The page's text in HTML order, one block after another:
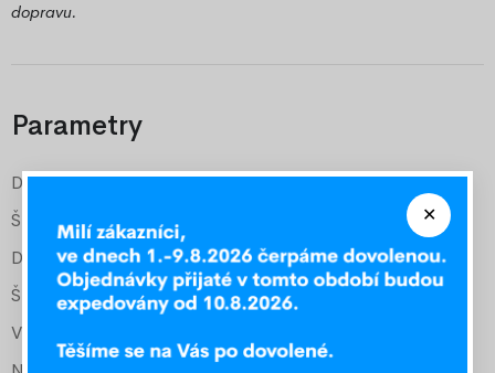
dopravu.
Parametry
Délka vnější
205 cm
Šířka vnější
Délka pro matraci
200 cm
Šířka pro matraci
Vyšší čelo